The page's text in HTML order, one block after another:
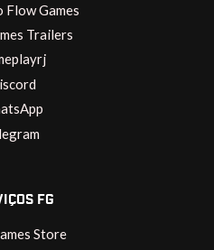
Flow Games
Trailers
FG
Store